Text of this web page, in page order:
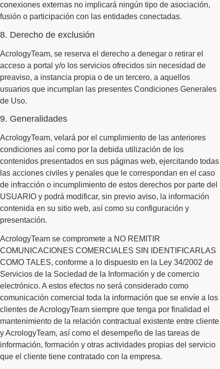
conexiones externas no implicará ningún tipo de asociación,
fusión o participación con las entidades conectadas.
8. Derecho de exclusión
AcrologyTeam, se reserva el derecho a denegar o retirar el
acceso a portal y/o los servicios ofrecidos sin necesidad de
preaviso, a instancia propia o de un tercero, a aquellos
usuarios que incumplan las presentes Condiciones Generales
de Uso.
9. Generalidades
AcrologyTeam, velará por el cumplimiento de las anteriores
condiciones así como por la debida utilización de los
contenidos presentados en sus páginas web, ejercitando todas
las acciones civiles y penales que le correspondan en el caso
de infracción o incumplimiento de estos derechos por parte del
USUARIO y podrá modificar, sin previo aviso, la información
contenida en su sitio web, así como su configuración y
presentación.
AcrologyTeam se compromete a NO REMITIR
COMUNICACIONES COMERCIALES SIN IDENTIFICARLAS
COMO TALES, conforme a lo dispuesto en la Ley 34/2002 de
Servicios de la Sociedad de la Información y de comercio
electrónico. A estos efectos no será considerado como
comunicación comercial toda la información que se envíe a los
clientes de AcrologyTeam siempre que tenga por finalidad el
mantenimiento de la relación contractual existente entre cliente
y AcrologyTeam, así como el desempeño de las tareas de
información, formación y otras actividades propias del servicio
que el cliente tiene contratado con la empresa.